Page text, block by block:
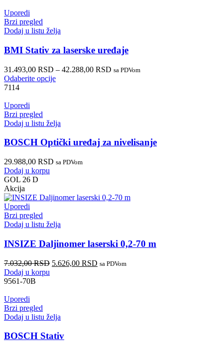
Uporedi
Brzi pregled
Dodaj u listu želja
BMI Stativ za laserske uređaje
31.493,00 RSD – 42.288,00 RSD sa PDVom
Odaberite opcije
7114
Uporedi
Brzi pregled
Dodaj u listu želja
BOSCH Optički uređaj za nivelisanje
29.988,00 RSD sa PDVom
Dodaj u korpu
GOL 26 D
Akcija
Uporedi
Brzi pregled
Dodaj u listu želja
INSIZE Daljinomer laserski 0,2-70 m
7.032,00RSD 5.626,00 RSD sa PDVom
Dodaj u korpu
9561-70B
Uporedi
Brzi pregled
Dodaj u listu želja
BOSCH Stativ